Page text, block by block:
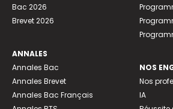
Bac 2026
Brevet 2026
ANNALES
Annales Bac
Annales Brevet
Annales Bac Français
NOS
Nos
IA